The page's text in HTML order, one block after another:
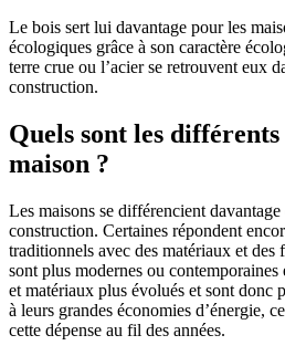
Le bois sert lui davantage pour les
écologiques grâce à son caractère
terre crue ou l’acier se retrouvent eux
construction.
Quels sont les différents
maison ?
Les maisons se différencient
construction. Certaines répondent
traditionnels avec des matériaux et des
sont plus modernes ou contemporaines
et matériaux plus évolués et sont donc
à leurs grandes économies d’énergie,
cette dépense au fil des années.